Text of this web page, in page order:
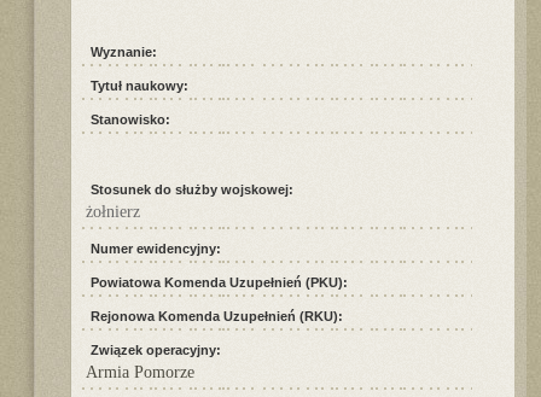
Wyznanie:
Tytuł naukowy:
Stanowisko:
Stosunek do służby wojskowej:
żołnierz
Numer ewidencyjny:
Powiatowa Komenda Uzupełnień (PKU):
Rejonowa Komenda Uzupełnień (RKU):
Związek operacyjny:
Armia Pomorze